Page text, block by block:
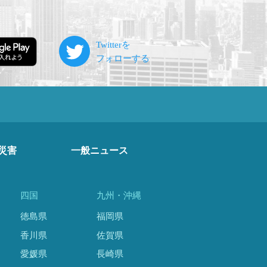
害 一般ニュース
四国
徳島県
香川県
愛媛県
九州・沖縄
福岡県
佐賀県
長崎県